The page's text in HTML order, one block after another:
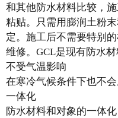
和其他防水材料比较，
粘贴。只需用膨润土粉
定。施工后不需要特别
维修。GCL是现有防水
不受气温影响
在寒冷气候条件下也不会
一体化
防水材料和对象的一体